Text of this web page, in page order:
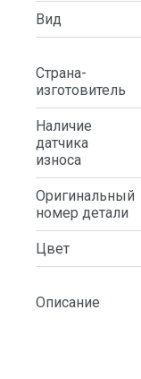
Вид
Страна-
изготовитель
Наличие
датчика
износа
Оригинальный
номер детали
Цвет
Описание